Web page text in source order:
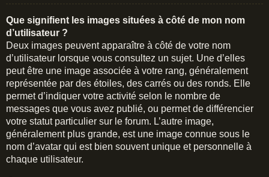
Que signifient les images situées à côté de mon nom
d’utilisateur ?
Deux images peuvent apparaître à côté de votre nom
d’utilisateur lorsque vous consultez un sujet. Une d’elles
peut être une image associée à votre rang, généralement
représentée par des étoiles, des carrés ou des ronds. Elle
permet d’indiquer votre activité selon le nombre de
messages que vous avez publié, ou permet de différencier
votre statut particulier sur le forum. L’autre image,
généralement plus grande, est une image connue sous le
nom d’avatar qui est bien souvent unique et personnelle à
chaque utilisateur.